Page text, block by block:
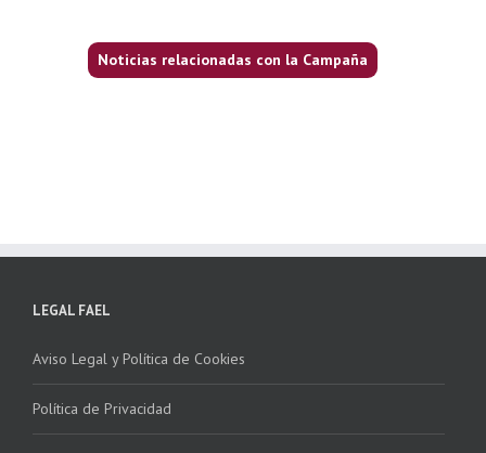
Noticias relacionadas con la Campaña
LEGAL FAEL
Aviso Legal y Política de Cookies
Política de Privacidad